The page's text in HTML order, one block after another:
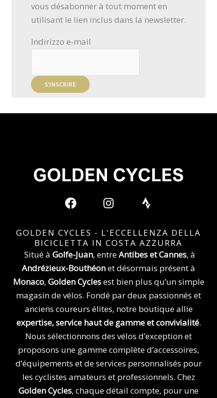
vous désabonner à tout moment en
utilisant le lien inclus dans la newsletter.
Indirizzo e-mail
F
a
e
b
o
o
k
I
n
t
a
g
r
a
m
S
t
a
v
a
GOLDEN CYCLES - L'ECCELLENZA DELLA
BICICLETTA IN COSTA AZZURRA
Situé à Golfe-Juan, entreAntibes et Cannes, à
Andrézieux-Bouthéonet désormais présent à
Monaco, Golden Cyclesest bien plus qu’un simple
magasin de vélos. Fondé par deux passionnés et
anciens coureurs élites, notre boutique allie
expertise, service haut de gamme et convivialité.
Nous sélectionnons des vélos d’exception et
proposons une gamme complète d’accessoires,
d’équipements et de services personnalisés pour
les cyclistes amateurs et professionnels. Chez
Golden Cycles, chaque détail compte, pour une